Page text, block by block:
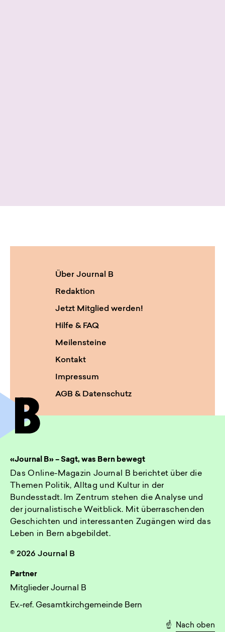
Über Journal B
Redaktion
Jetzt Mitglied werden!
Hilfe & FAQ
Meilensteine
Kontakt
Impressum
AGB & Datenschutz
«Journal B» – Sagt, was Bern bewegt
Das Online-Magazin Journal B berichtet über die
Themen Politik, Alltag und Kultur in der
Bundesstadt. Im Zentrum stehen die Analyse und
der journalistische Weitblick. Mit überraschenden
Geschichten und interessanten Zugängen wird das
Leben in Bern abgebildet.
© 2026 Journal B
Partner
Mitglieder Journal B
Ev.-ref. Gesamtkirchgemeinde Bern
☝️ Nach oben